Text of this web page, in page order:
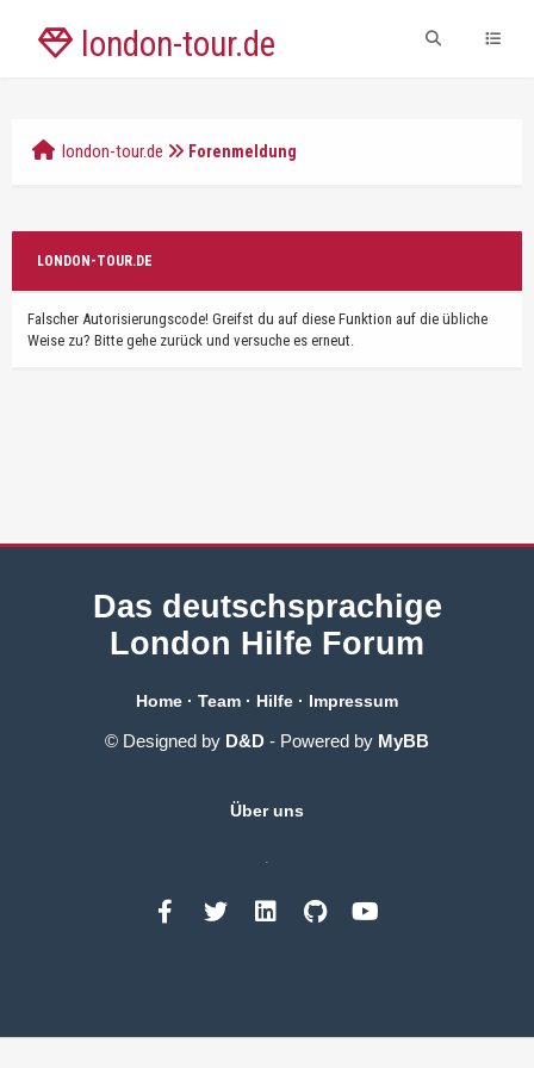
london-tour.de
london-tour.de Forenmeldung
LONDON-TOUR.DE
Falscher Autorisierungscode! Greifst du auf diese Funktion auf die übliche
Weise zu? Bitte gehe zurück und versuche es erneut.
Das deutschsprachige
London Hilfe Forum
Home · Team · Hilfe · Impressum
© Designed by D&D - Powered by MyBB
Über uns
.